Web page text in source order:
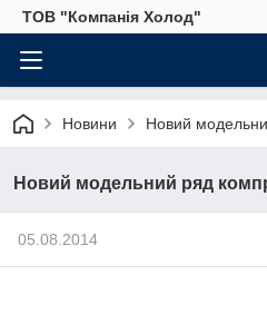
ТОВ "Компанія Холод"
Новини Новий
Новий модельний ряд
05.08.2014